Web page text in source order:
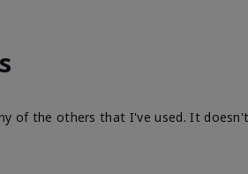
of the others that I've used. It